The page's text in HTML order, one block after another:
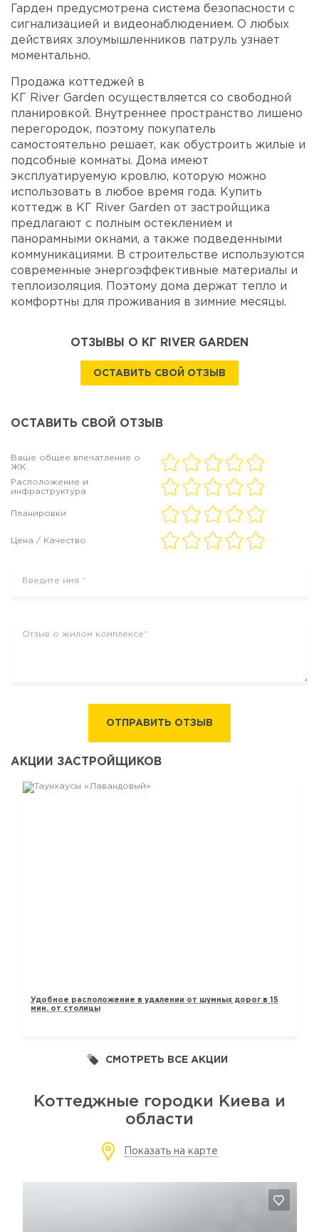
Гарден предусмотрена система безопасности с
сигнализацией и видеонаблюдением. О любых
действиях злоумышленников патруль узнает
моментально.
Продажа коттеджей в
КГ River Garden осуществляется со свободной
планировкой. Внутреннее пространство лишено
перегородок, поэтому покупатель
самостоятельно решает, как обустроить жилые и
подсобные комнаты. Дома имеют
эксплуатируемую кровлю, которую можно
использовать в любое время года. Купить
коттедж в КГ River Garden от застройщика
предлагают с полным остеклением и
панорамными окнами, а также подведенными
коммуникациями. В строительстве используются
современные энергоэффективные материалы и
теплоизоляция. Поэтому дома держат тепло и
комфортны для проживания в зимние месяцы.
ОТЗЫВЫ О КГ RIVER GARDEN
ОСТАВИТЬ СВОЙ ОТЗЫВ
ОСТАВИТЬ СВОЙ ОТЗЫВ
Ваше общее впечатление о
ЖК
Расположение и
инфраструктура
Планировки
Цена / Качество
ОТПРАВИТЬ ОТЗЫВ
АКЦИИ ЗАСТРОЙЩИКОВ
Удобное расположение в удалении от шумных дорог в 15
мин. от столицы
СМОТРЕТЬ ВСЕ АКЦИИ
Коттеджные городки Киева и
области
Показать на карте